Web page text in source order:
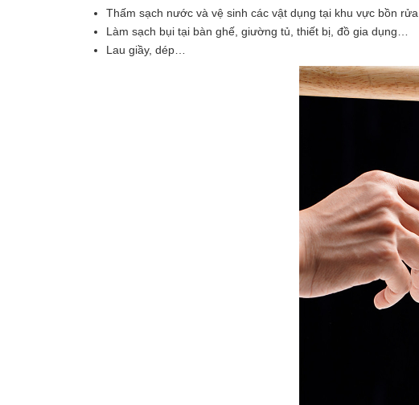
Thấm sạch nước và vệ sinh các vật dụng tại khu vực bồn rửa
Làm sạch bụi tại bàn ghế, giường tủ, thiết bị, đồ gia dụng…
Lau giầy, dép…